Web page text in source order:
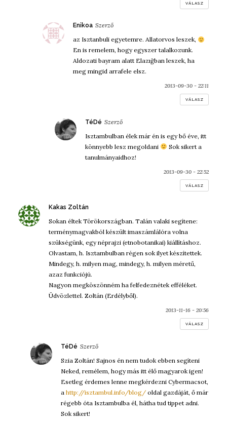
VÁLASZ
Enikoa szerint:
az Isztanbuli egyetemre. Allatorvos leszek,
En is remelem, hogy egyszer talalkozunk.
Aldozati bayram alatt Elazığban leszek, ha
meg mingid arrafele elsz.
2013-09-30 - 22:11
VÁLASZ
TéDé szerint:
Isztambulban élek már én is egy bő éve, itt
könnyebb lesz megoldani
Sok sikert a
tanulmányaidhoz!
2013-09-30 - 22:52
VÁLASZ
Kakas Zoltán
Sokan éltek Törökországban. Talán valaki segítene:
terménymagvakból készült imaszámlálóra volna
szükségünk, egy néprajzi (etnobotanikai) kiállításhoz.
Olvastam, h. Isztambulban régen sok ilyet készítettek.
Mindegy, h. milyen mag, mindegy, h. milyen méretű,
azaz funkciójú.
Nagyon megköszönném ha felfedeznétek efféléket.
Üdvözlettel. Zoltán (Erdélyből).
2013-11-16 - 20:56
VÁLASZ
TéDé szerint:
Szia Zoltán! Sajnos én nem tudok ebben segíteni
Neked, remélem, hogy más itt élő magyarok igen!
Esetleg érdemes lenne megkérdezni Cybermacsot,
a http://isztambul.info/blog/ oldal gazdáját, ő már
régebb óta Isztambulba él, hátha tud tippet adni.
Sok sikert!